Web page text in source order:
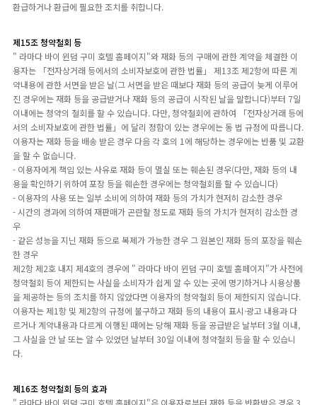
환급하거나 환급에 필요한 조치를 취합니다.
제15조 청약철회 등
" 라마다 바이 윈덤 구미 호텔 홈페이지"와 재화 등의 구매에 관한 계약을 체결한 이
용자는 「전자상거래 등에서의 소비자보호에 관한 법률」 제13조 제2항에 따른 계
약내용에 관한 서면을 받은 날(그 서면을 받은 때보다 재화 등의 공급이 늦게 이루어
진 경우에는 재화 등을 공급받거나 재화 등의 공급이 시작된 날을 말합니다)부터 7일
이내에는 청약의 철회를 할 수 있습니다. 다만, 청약철회에 관하여 「전자상거래 등에
서의 소비자보호에 관한 법률」에 달리 정함이 있는 경우에는 동 법 규정에 따릅니다.
이용자는 재화 등을 배송 받은 경우 다음 각 호의 1에 해당하는 경우에는 반품 및 교환
을 할 수 없습니다.
- 이용자에게 책임 있는 사유로 재화 등이 멸실 또는 훼손된 경우(다만, 재화 등의 내
용을 확인하기 위하여 포장 등을 훼손한 경우에는 청약철회를 할 수 있습니다)
- 이용자의 사용 또는 일부 소비에 의하여 재화 등의 가치가 현저히 감소한 경우
- 시간의 경과에 의하여 재판매가 곤란할 정도로 재화 등의 가치가 현저히 감소한 경
우
- 같은 성능을 지닌 재화 등으로 복제가 가능한 경우 그 원본인 재화 등의 포장을 훼손
한 경우
제2항 제2호 내지 제4호의 경우에 " 라마다 바이 윈덤 구미 호텔 홈페이지"가 사전에
청약철회 등이 제한되는 사실을 소비자가 쉽게 알 수 있는 곳에 명기하거나 시용상품
을 제공하는 등의 조치를 하지 않았다면 이용자의 청약철회 등이 제한되지 않습니다.
이용자는 제1항 및 제2항의 규정에 불구하고 재화 등의 내용이 표시·광고 내용과 다
르거나 계약내용과 다르게 이행된 때에는 당해 재화 등을 공급받은 날부터 3월 이내,
그 사실을 안 날 또는 알 수 있었던 날부터 30일 이내에 청약철회 등을 할 수 있습니
다.
제16조 청약철회 등의 효과